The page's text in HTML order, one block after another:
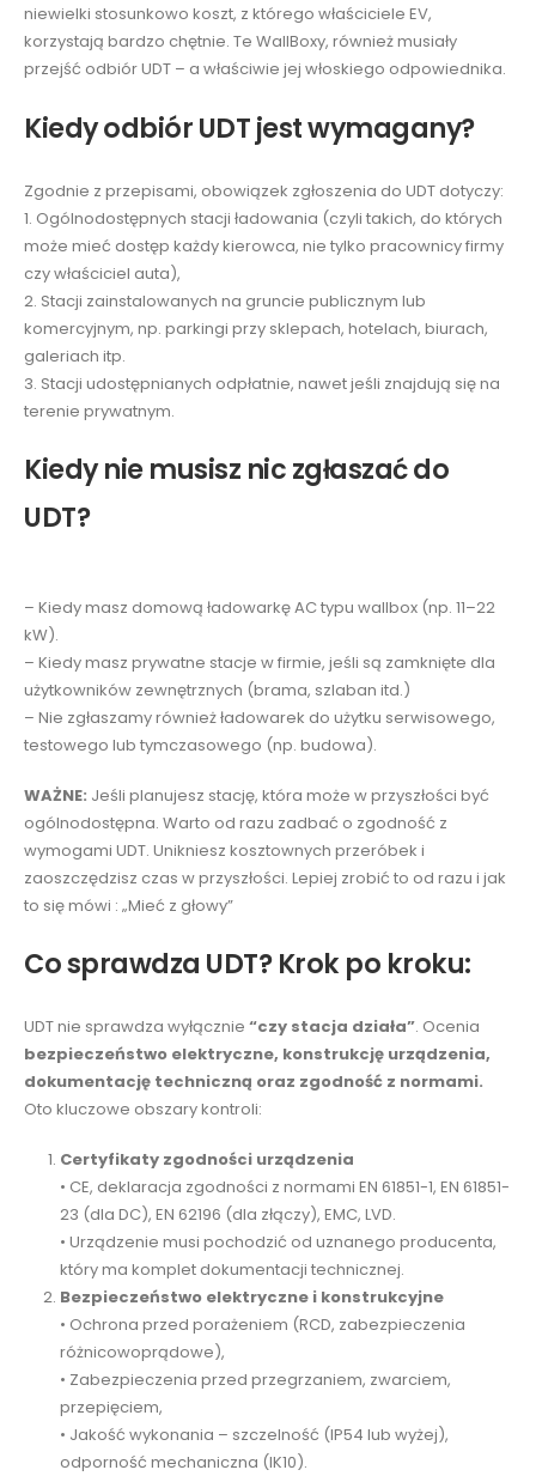
niewielki stosunkowo koszt, z którego właściciele EV,
korzystają bardzo chętnie. Te WallBoxy, również musiały
przejść odbiór UDT – a właściwie jej włoskiego odpowiednika.
Kiedy odbiór UDT jest wymagany?
Zgodnie z przepisami, obowiązek zgłoszenia do UDT dotyczy:
1. Ogólnodostępnych stacji ładowania (czyli takich, do których
może mieć dostęp każdy kierowca, nie tylko pracownicy firmy
czy właściciel auta),
2. Stacji zainstalowanych na gruncie publicznym lub
komercyjnym, np. parkingi przy sklepach, hotelach, biurach,
galeriach itp.
3. Stacji udostępnianych odpłatnie, nawet jeśli znajdują się na
terenie prywatnym.
Kiedy nie musisz nic zgłaszać do
UDT?
– Kiedy masz domową ładowarkę AC typu wallbox (np. 11–22
kW).
– Kiedy masz prywatne stacje w firmie, jeśli są zamknięte dla
użytkowników zewnętrznych (brama, szlaban itd.)
– Nie zgłaszamy również ładowarek do użytku serwisowego,
testowego lub tymczasowego (np. budowa).
WAŻNE: Jeśli planujesz stację, która może w przyszłości być
ogólnodostępna. Warto od razu zadbać o zgodność z
wymogami UDT. Unikniesz kosztownych przeróbek i
zaoszczędzisz czas w przyszłości. Lepiej zrobić to od razu i jak
to się mówi : „Mieć z głowy”
Co sprawdza UDT? Krok po kroku:
UDT nie sprawdza wyłącznie “czy stacja działa”. Ocenia
bezpieczeństwo elektryczne, konstrukcję urządzenia,
dokumentację techniczną oraz zgodność z normami.
Oto kluczowe obszary kontroli:
Certyfikaty zgodności urządzenia
• CE, deklaracja zgodności z normami EN 61851-1, EN 61851-
23 (dla DC), EN 62196 (dla złączy), EMC, LVD.
• Urządzenie musi pochodzić od uznanego producenta,
który ma komplet dokumentacji technicznej.
Bezpieczeństwo elektryczne i konstrukcyjne
• Ochrona przed porażeniem (RCD, zabezpieczenia
różnicowoprądowe),
• Zabezpieczenia przed przegrzaniem, zwarciem,
przepięciem,
• Jakość wykonania – szczelność (IP54 lub wyżej),
odporność mechaniczna (IK10).